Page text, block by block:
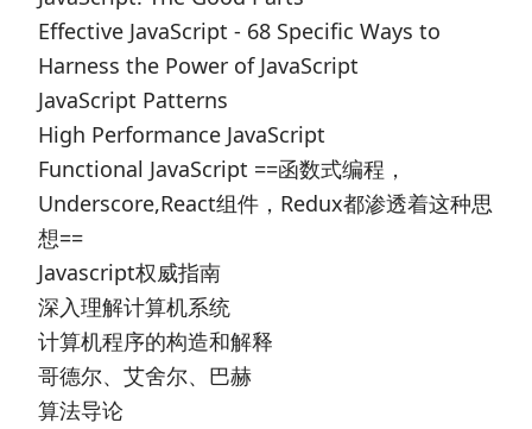
Effective JavaScript - 68 Specific Ways to
Harness the Power of JavaScript
JavaScript Patterns
High Performance JavaScript
Functional JavaScript ==函数式编程，
Underscore,React组件，Redux都渗透着这种思
想==
Javascript权威指南
深入理解计算机系统
计算机程序的构造和解释
哥德尔、艾舍尔、巴赫
算法导论